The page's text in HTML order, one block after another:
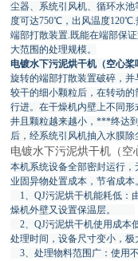
尘器、系统引风机、循环水
度可达750℃，出风温度
端部打散装置.既能在端部保
大范围的处理规模。
电镀水下污泥烘干机（空心桨
旋转的端部打散装置破碎，
较干的细小颗粒后，在转动
行进。在干燥机内壁上不同
井且颗粒越来越小，***终达
后，经系统引风机抽入水膜除
电镀水下污泥烘干机（空
本机系统设备全部密封运行
业固异物处置成本，节省成
1、QJ污泥烘干机能耗低：
燥机外壁又设置保温层。
2、QJ污泥烘干机使用成本
处理时间，设备尺寸变小，
3、处理物料范围广：使用